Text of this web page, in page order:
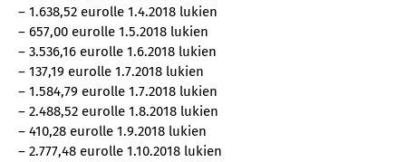
– 1.638,52 eurolle 1.4.2018 lukien
– 657,00 eurolle 1.5.2018 lukien
– 3.536,16 eurolle 1.6.2018 lukien
– 137,19 eurolle 1.7.2018 lukien
– 1.584,79 eurolle 1.7.2018 lukien
– 2.488,52 eurolle 1.8.2018 lukien
– 410,28 eurolle 1.9.2018 lukien
– 2.777,48 eurolle 1.10.2018 lukien